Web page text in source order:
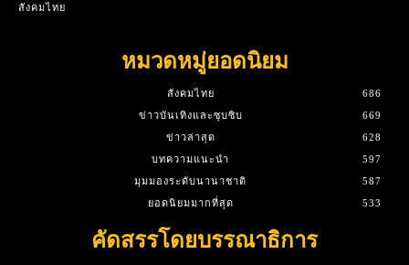
สังคมไทย
หมวดหมู่ยอดนิยม
สังคมไทย
686
ข่าวบันเทิงและซุบซิบ
669
ข่าวล่าสุด
628
บทความแนะนำ
597
มุมมองระดับนานาชาติ
587
ยอดนิยมมากที่สุด
533
คัดสรรโดยบรรณาธิการ